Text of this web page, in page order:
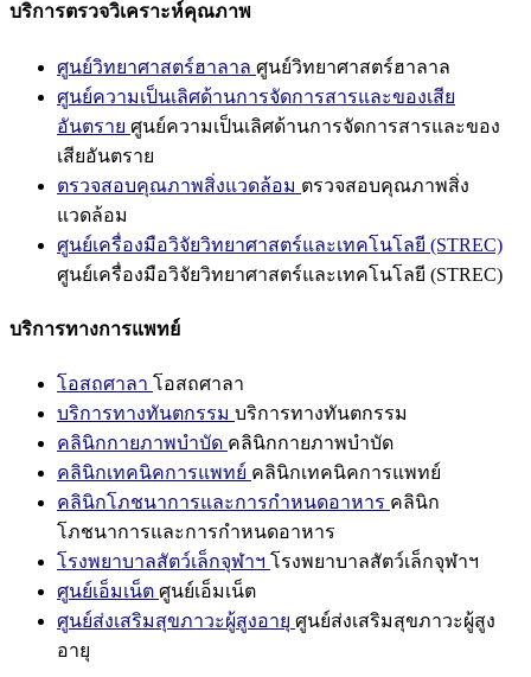
บริการตรวจวิเคราะห์คุณภาพ
ศูนย์วิทยาศาสตร์ฮาลาล ศูนย์วิทยาศาสตร์ฮาลาล
ศูนย์ความเป็นเลิศด้านการจัดการสารและของเสีย
อันตราย ศูนย์ความเป็นเลิศด้านการจัดการสารและของ
เสียอันตราย
ตรวจสอบคุณภาพสิ่งแวดล้อม ตรวจสอบคุณภาพสิ่ง
แวดล้อม
ศูนย์เครื่องมือวิจัยวิทยาศาสตร์และเทคโนโลยี (STREC)
ศูนย์เครื่องมือวิจัยวิทยาศาสตร์และเทคโนโลยี (STREC)
บริการทางการแพทย์
โอสถศาลา โอสถศาลา
บริการทางทันตกรรม บริการทางทันตกรรม
คลินิกกายภาพบำบัด คลินิกกายภาพบำบัด
คลินิกเทคนิคการแพทย์ คลินิกเทคนิคการแพทย์
คลินิกโภชนาการและการกำหนดอาหาร คลินิก
โภชนาการและการกำหนดอาหาร
โรงพยาบาลสัตว์เล็กจุฬาฯ โรงพยาบาลสัตว์เล็กจุฬาฯ
ศูนย์เอ็มเน็ต ศูนย์เอ็มเน็ต
ศูนย์ส่งเสริมสุขภาวะผู้สูงอายุ ศูนย์ส่งเสริมสุขภาวะผู้สูง
อายุ